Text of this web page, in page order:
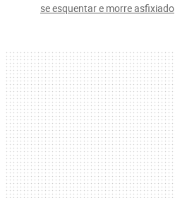
se esquentar e morre asfixiado